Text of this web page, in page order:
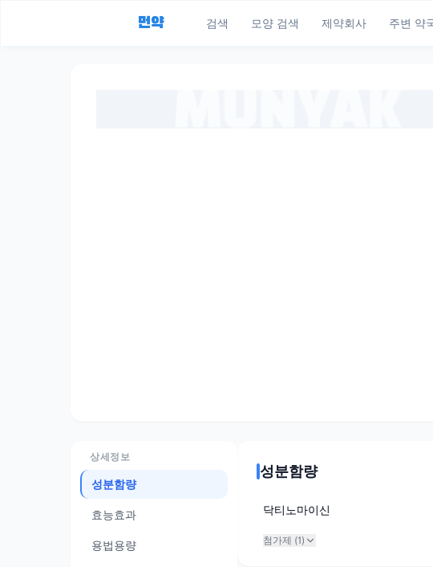
먼약 검색 모양 검색 제약회사 주변 약
상세정보
성분함량
효능효과
용법용량
성분함량
닥티노마이신
첨가제 (1)